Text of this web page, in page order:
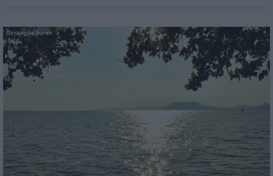
Országos hírek